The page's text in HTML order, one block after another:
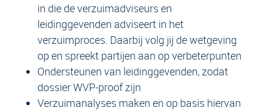
in die de verzuimadviseurs en
leidinggevenden adviseert in het
verzuimproces. Daarbij volg jij de wetgeving
op en spreekt partijen aan op verbeterpunten
Ondersteunen van leidinggevenden, zodat
dossier WVP-proof zijn
Verzuimanalyses maken en op basis hiervan